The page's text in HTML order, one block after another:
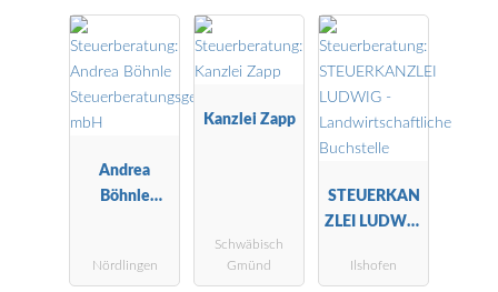
Andrea
Böhnle
ft mbH
Nördlingen
Kanzlei Zapp
Schwäbisch
Gmünd
STEUERKAN
ZLEI LUDWIG
Landwirtscha
Ilshofen